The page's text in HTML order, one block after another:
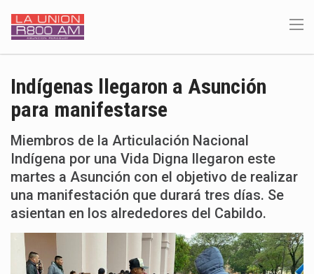
Indígenas llegaron a Asunción
para manifestarse
Miembros de la Articulación Nacional
Indígena por una Vida Digna llegaron este
martes a Asunción con el objetivo de realizar
una manifestación que durará tres días. Se
asientan en los alrededores del Cabildo.